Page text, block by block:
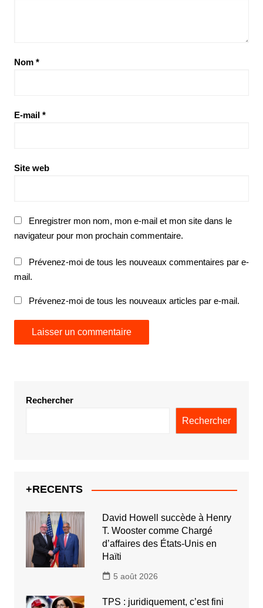
Nom *
E-mail *
Site web
Enregistrer mon nom, mon e-mail et mon site dans le
navigateur pour mon prochain commentaire.
Prévenez-moi de tous les nouveaux commentaires par e-
mail.
Prévenez-moi de tous les nouveaux articles par e-mail.
Rechercher
Rechercher
+RECENTS
David Howell succède à Henry
T. Wooster comme Chargé
d’affaires des États-Unis en
Haïti
5 août 2026
TPS : juridiquement, c’est fini